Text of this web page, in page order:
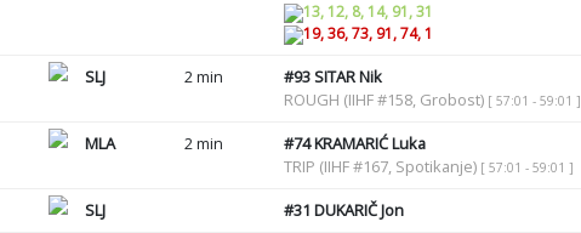
13, 12, 8, 14, 91, 31
19, 36, 73, 91, 74, 1
SLJ 2 min #93SITAR Nik
ROUGH (IIHF #158, Grobost) [ 57:01 - 59:01 ]
MLA 2 min #74KRAMARIĆ Luka
TRIP (IIHF #167, Spotikanje) [ 57:01 - 59:01 ]
SLJ #31 DUKARIČ Jon